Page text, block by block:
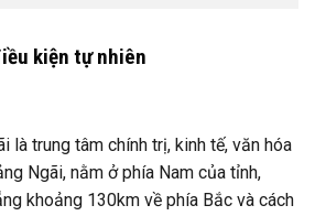
kiện tự nhiên
là trung tâm chính trị, kinh tế, văn hóa
Ngãi, nằm ở phía Nam của tỉnh,
khoảng 130km về phía Bắc và cách